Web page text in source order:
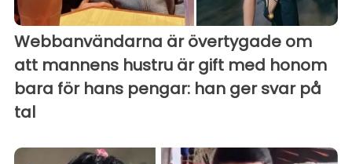
Webbanvändarna är övertygade om
att mannens hustru är gift med honom
bara för hans pengar: han ger svar på
tal